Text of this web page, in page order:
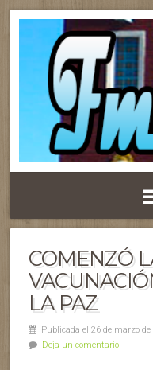
COMENZÓ
LA PAZ
Publicada el 26 de marzo de
Deja un comentario